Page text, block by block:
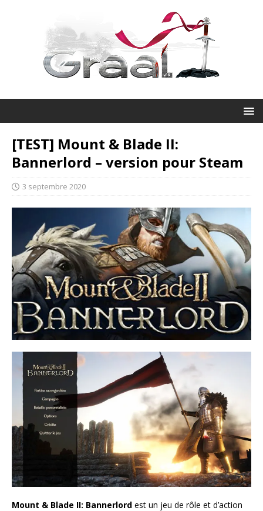
[TEST] Mount & Blade II:
Bannerlord – version pour Steam
3 septembre 2020
Mount & Blade II: Bannerlord est un jeu de rôle et d’action